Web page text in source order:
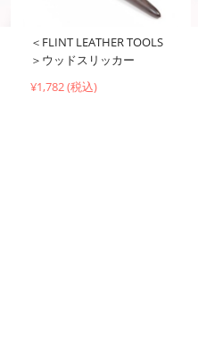
＜FLINT LEATHER TOOLS
＞ウッドスリッカー
¥1,782 (税込)